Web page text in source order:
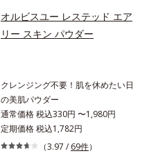
オルビスユー レステッド エア
リー スキン パウダー
クレンジング不要！肌を休めたい日
の美肌パウダー
通常価格 税込330円 〜1,980円
定期価格 税込1,782円
（3.97 / 69件）